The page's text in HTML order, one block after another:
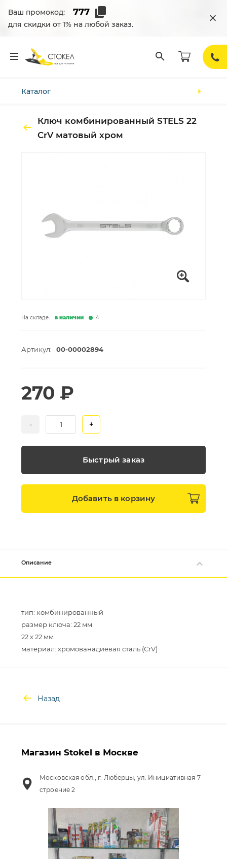
Ваш промокод:
для скидки от 1% на любой заказ.
Каталог
Ключ комбинированный STELS 22
CrV матовый хром
На складе: в наличии 4
Артикул: 00-00002894
- +
270 ₽
Быстрый заказ
Добавить в корзину
Описание
тип: комбинированный
размер ключа: 22 мм
22 х 22 мм
Назад
Магазин Stokel в Москве
Московская обл., г. Люберцы, ул. Инициативная 7
строение 2